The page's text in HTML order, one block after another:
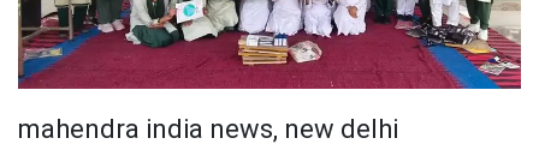
mahendra india news, new delhi